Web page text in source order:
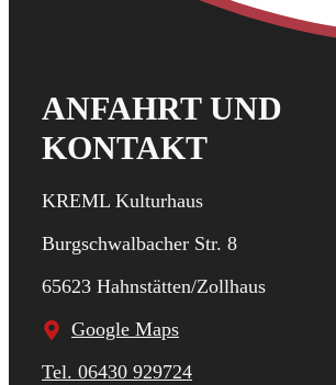
ANFAHRT UND
KONTAKT
KREML Kulturhaus
Burgschwalbacher Str. 8
65623 Hahnstätten/Zollhaus
Google Maps
Tel. 06430 929724